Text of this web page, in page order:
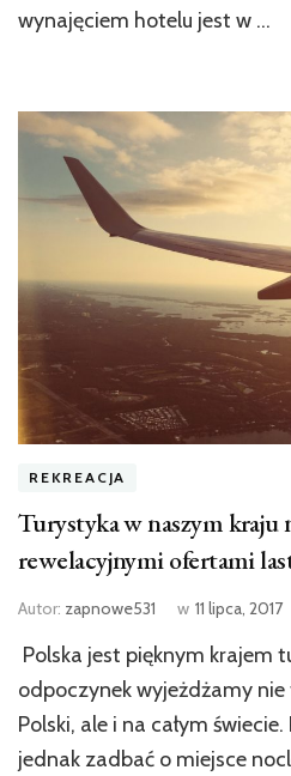
wynajęciem hotelu jest w …
REKREACJA
Turystyka w naszym kraju
rewelacyjnymi ofertami
Autor: zapnowe531 w 11 lipca, 2017
Polska jest pięknym krajem
odpoczynek wyjeżdżamy
Polski, ale i na całym
jednak zadbać o miejsce